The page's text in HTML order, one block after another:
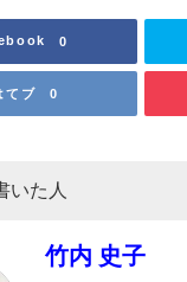
0
てブ 0
いた人
竹内 史子